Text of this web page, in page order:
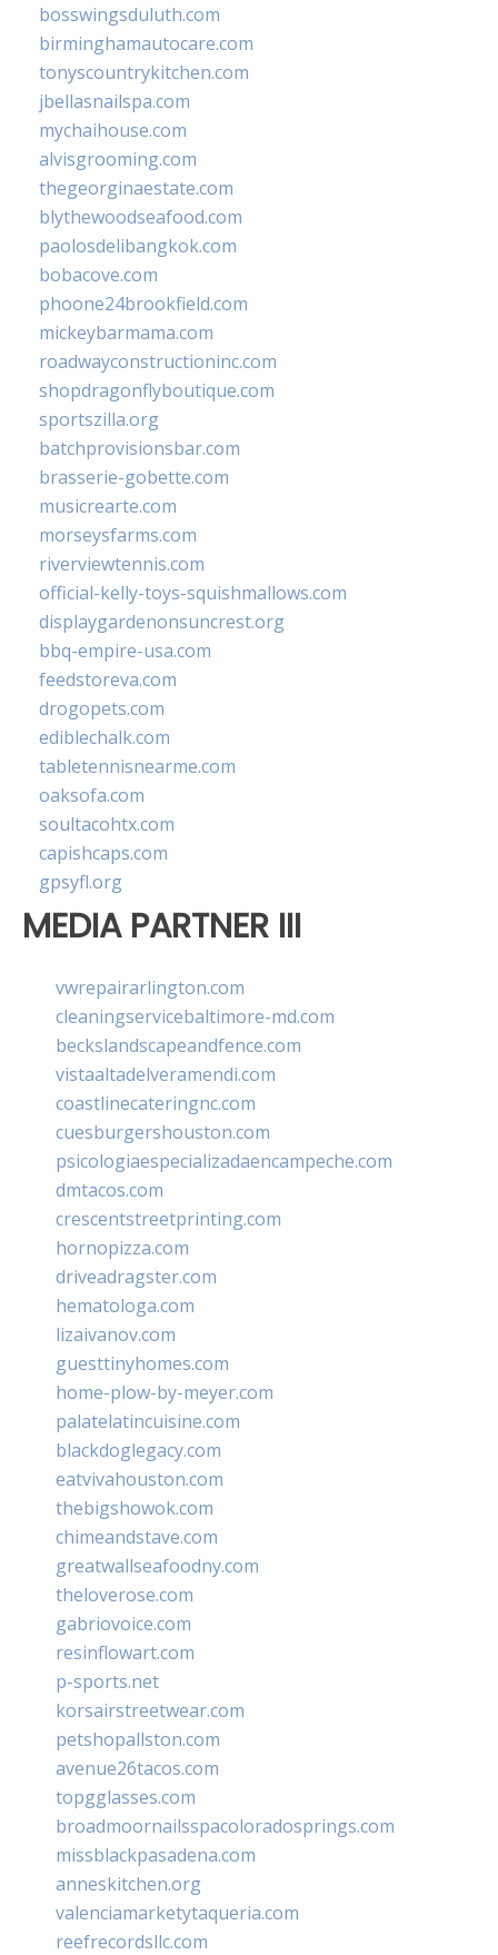
bosswingsduluth.com
birminghamautocare.com
tonyscountrykitchen.com
jbellasnailspa.com
mychaihouse.com
alvisgrooming.com
thegeorginaestate.com
blythewoodseafood.com
paolosdelibangkok.com
bobacove.com
phoone24brookfield.com
mickeybarmama.com
roadwayconstructioninc.com
shopdragonflyboutique.com
sportszilla.org
batchprovisionsbar.com
brasserie-gobette.com
musicrearte.com
morseysfarms.com
riverviewtennis.com
official-kelly-toys-squishmallows.com
displaygardenonsuncrest.org
bbq-empire-usa.com
feedstoreva.com
drogopets.com
ediblechalk.com
tabletennisnearme.com
oaksofa.com
soultacohtx.com
capishcaps.com
gpsyfl.org
MEDIA PARTNER III
vwrepairarlington.com
cleaningservicebaltimore-md.com
beckslandscapeandfence.com
vistaaltadelveramendi.com
coastlinecateringnc.com
cuesburgershouston.com
psicologiaespecializadaencampeche.com
dmtacos.com
crescentstreetprinting.com
hornopizza.com
driveadragster.com
hematologa.com
lizaivanov.com
guesttinyhomes.com
home-plow-by-meyer.com
palatelatincuisine.com
blackdoglegacy.com
eatvivahouston.com
thebigshowok.com
chimeandstave.com
greatwallseafoodny.com
theloverose.com
gabriovoice.com
resinflowart.com
p-sports.net
korsairstreetwear.com
petshopallston.com
avenue26tacos.com
topgglasses.com
broadmoornailsspacoloradosprings.com
missblackpasadena.com
anneskitchen.org
valenciamarketytaqueria.com
reefrecordsllc.com